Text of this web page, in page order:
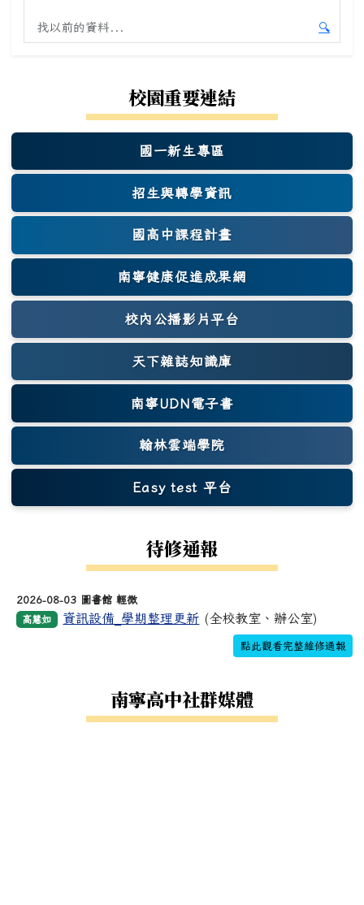
搜尋舊站內容
🔍
開始舊
校園重要連結
國一新生專區
(另開新視窗)
招生與轉學資訊
國高中課程計畫
南寧健康促進成果網
(另開新視窗)
校內公播影片平台
天下雜誌知識庫
(另開新視窗)
南寧UDN電子書
翰林雲端學院
Easy test 平台
(另開新視窗)
待修通報
2026-08-03 圖書館 輕微
高慧如 資訊設備_學期整理更新 (全校教室、辦公室)
點此觀看完整維修通報
南寧高中社群媒體